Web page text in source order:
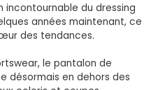
incontournable du dressing
années maintenant, ce
des tendances.
le pantalon de
désormais en dehors des